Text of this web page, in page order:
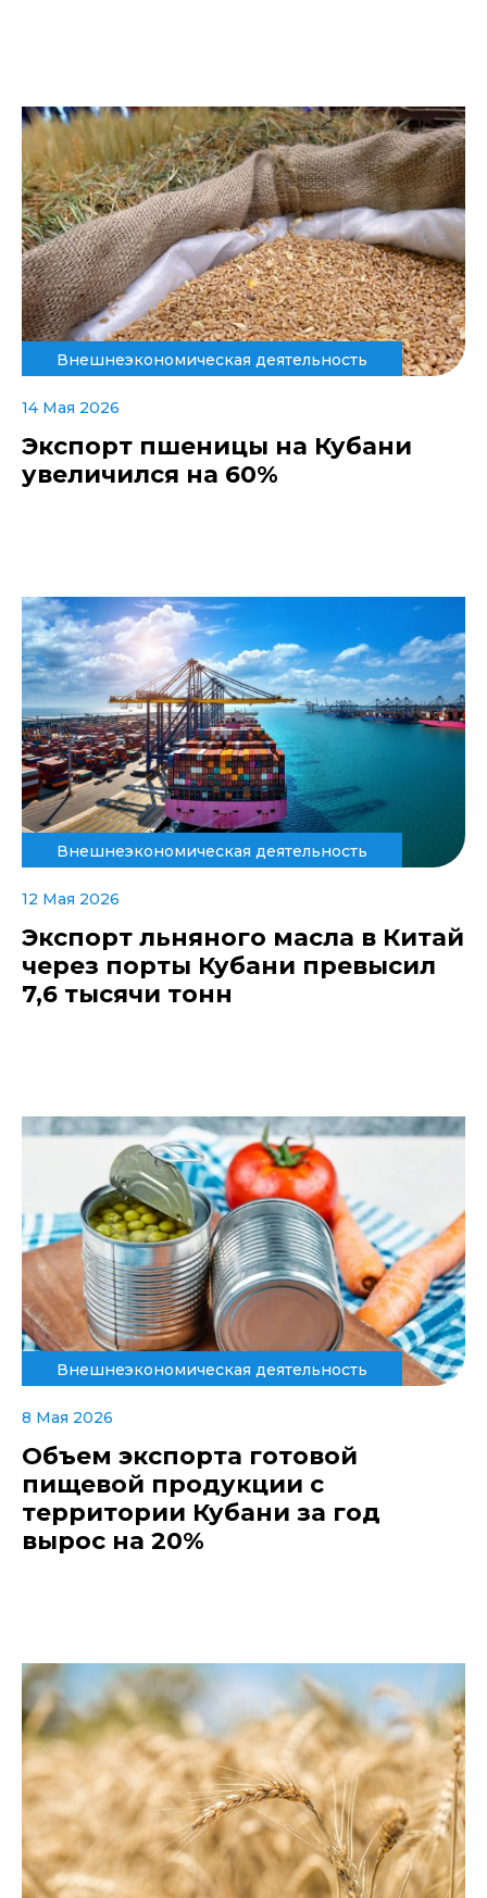
Внешнеэкономическая деятельность
14 Мая 2026
Экспорт пшеницы на Кубани
увеличился на 60%
Внешнеэкономическая деятельность
12 Мая 2026
Экспорт льняного масла в Китай
через порты Кубани превысил
7,6 тысячи тонн
Внешнеэкономическая деятельность
8 Мая 2026
Объем экспорта готовой
пищевой продукции с
территории Кубани за год
вырос на 20%